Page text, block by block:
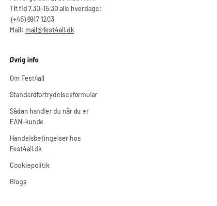
Tlf.tid 7.30-15.30 alle hverdage:
(+45) 6917 1203
Mail: mail@fest4all.dk
Øvrig info
Om Fest4all
Standardfortrydelsesformular
Sådan handler du når du er
EAN-kunde
Handelsbetingelser hos
Fest4all.dk
Cookiepolitik
Blogs